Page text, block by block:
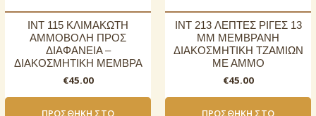
INT 115 ΚΛΙΜΑΚΩΤΗ
ΑΜΜΟΒΟΛΗ ΠΡΟΣ
ΔΙΑΦΑΝΕΙΑ –
ΔΙΑΚΟΣΜΗΤΙΚΗ ΜΕΜΒΡΑ
€45.00
ΠΡΟΣΘΉΚΗ ΣΤΟ
INT 213 ΛΕΠΤΕΣ ΡΙΓΕΣ 13
ΜΜ ΜΕΜΒΡΑΝΗ
ΔΙΑΚΟΣΜΗΤΙΚΗ ΤΖΑΜΙΩΝ
ΜΕ ΑΜΜΟ
€45.00
ΠΡΟΣΘΉΚΗ ΣΤΟ